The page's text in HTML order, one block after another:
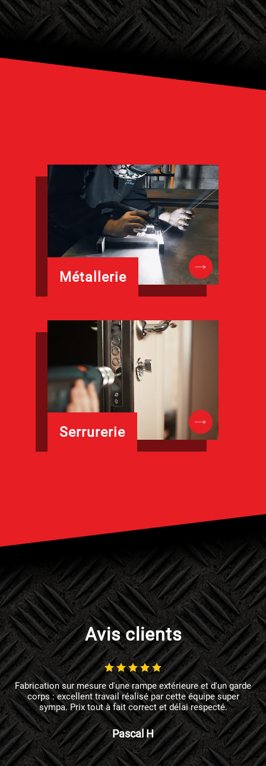
Métallerie
Serrurerie
Avis clients
Fabrication sur mesure d'une rampe extérieure et d'un garde
corps : excellent travail réalisé par cette équipe super
sympa. Prix tout à fait correct et délai respecté.
Pascal H